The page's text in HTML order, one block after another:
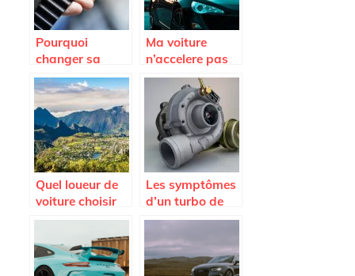
Pourquoi
changer sa
courroie de
distribution
Renault ?
Ma voiture
n’accelere pas
plus; est-ce que
je dois changer
l’embrayage ?
Quel loueur de
voiture choisir
sur l’Ile de la
Les symptômes
d’un turbo de
voiture HS et les
l’endommagem
ent